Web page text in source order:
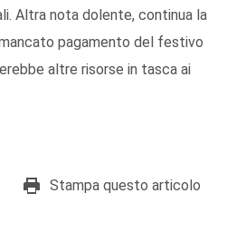
Altra nota dolente, continua la
pagamento del festivo
altre risorse in tasca ai
Stampa questo articolo